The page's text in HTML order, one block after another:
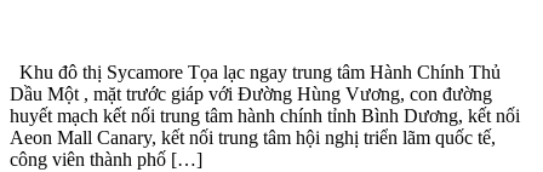
Khu đô thị Sycamore Tọa lạc ngay trung tâm Hành Chính Thủ
Dầu Một , mặt trước giáp với Đường Hùng Vương, con đường
huyết mạch kết nối trung tâm hành chính tỉnh Bình Dương, kết nối
Aeon Mall Canary, kết nối trung tâm hội nghị triển lãm quốc tế,
công viên thành phố […]